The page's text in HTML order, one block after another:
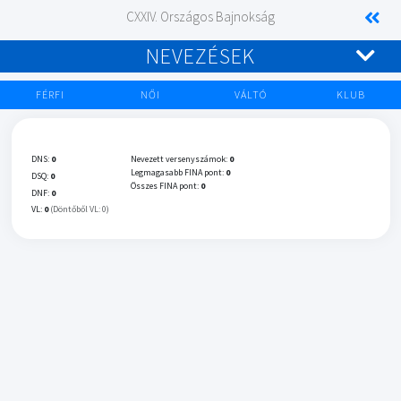
CXXIV. Országos Bajnokság
NEVEZÉSEK
FÉRFI NŐI VÁLTÓ KLUB
DNS: 0
DSQ: 0
DNF: 0
VL: 0 (Döntőből VL: 0)
Nevezett versenyszámok: 0
Legmagasabb FINA pont: 0
Összes FINA pont: 0